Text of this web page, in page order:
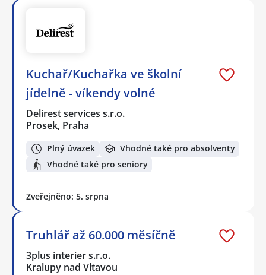
Kuchař/Kuchařka ve školní
jídelně - víkendy volné
Delirest services s.r.o.
Prosek, Praha
Plný úvazek
Vhodné také pro absolventy
Vhodné také pro seniory
Zveřejněno: 5. srpna
Truhlář až 60.000 měsíčně
3plus interier s.r.o.
Kralupy nad Vltavou